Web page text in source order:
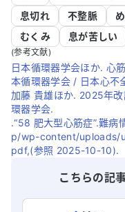
息切れ
不整脈
むくみ
息が苦しい
(参考文献)
日本循環器学会ほか. 心筋
本循環器学会 / 日本心不
加藤 貴雄ほか. 2025年
環器学会.
.“58 肥大型心筋症”.難
p/wp-content/uploads/
pdf,(参照 2025-10-10).
こちらの記